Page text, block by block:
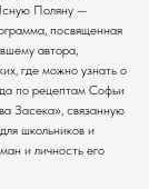
Поляну —
посвященная
автора,
где можно узнать о
по рецептам Софьи
Засека», связанную
школьников и
и личность его